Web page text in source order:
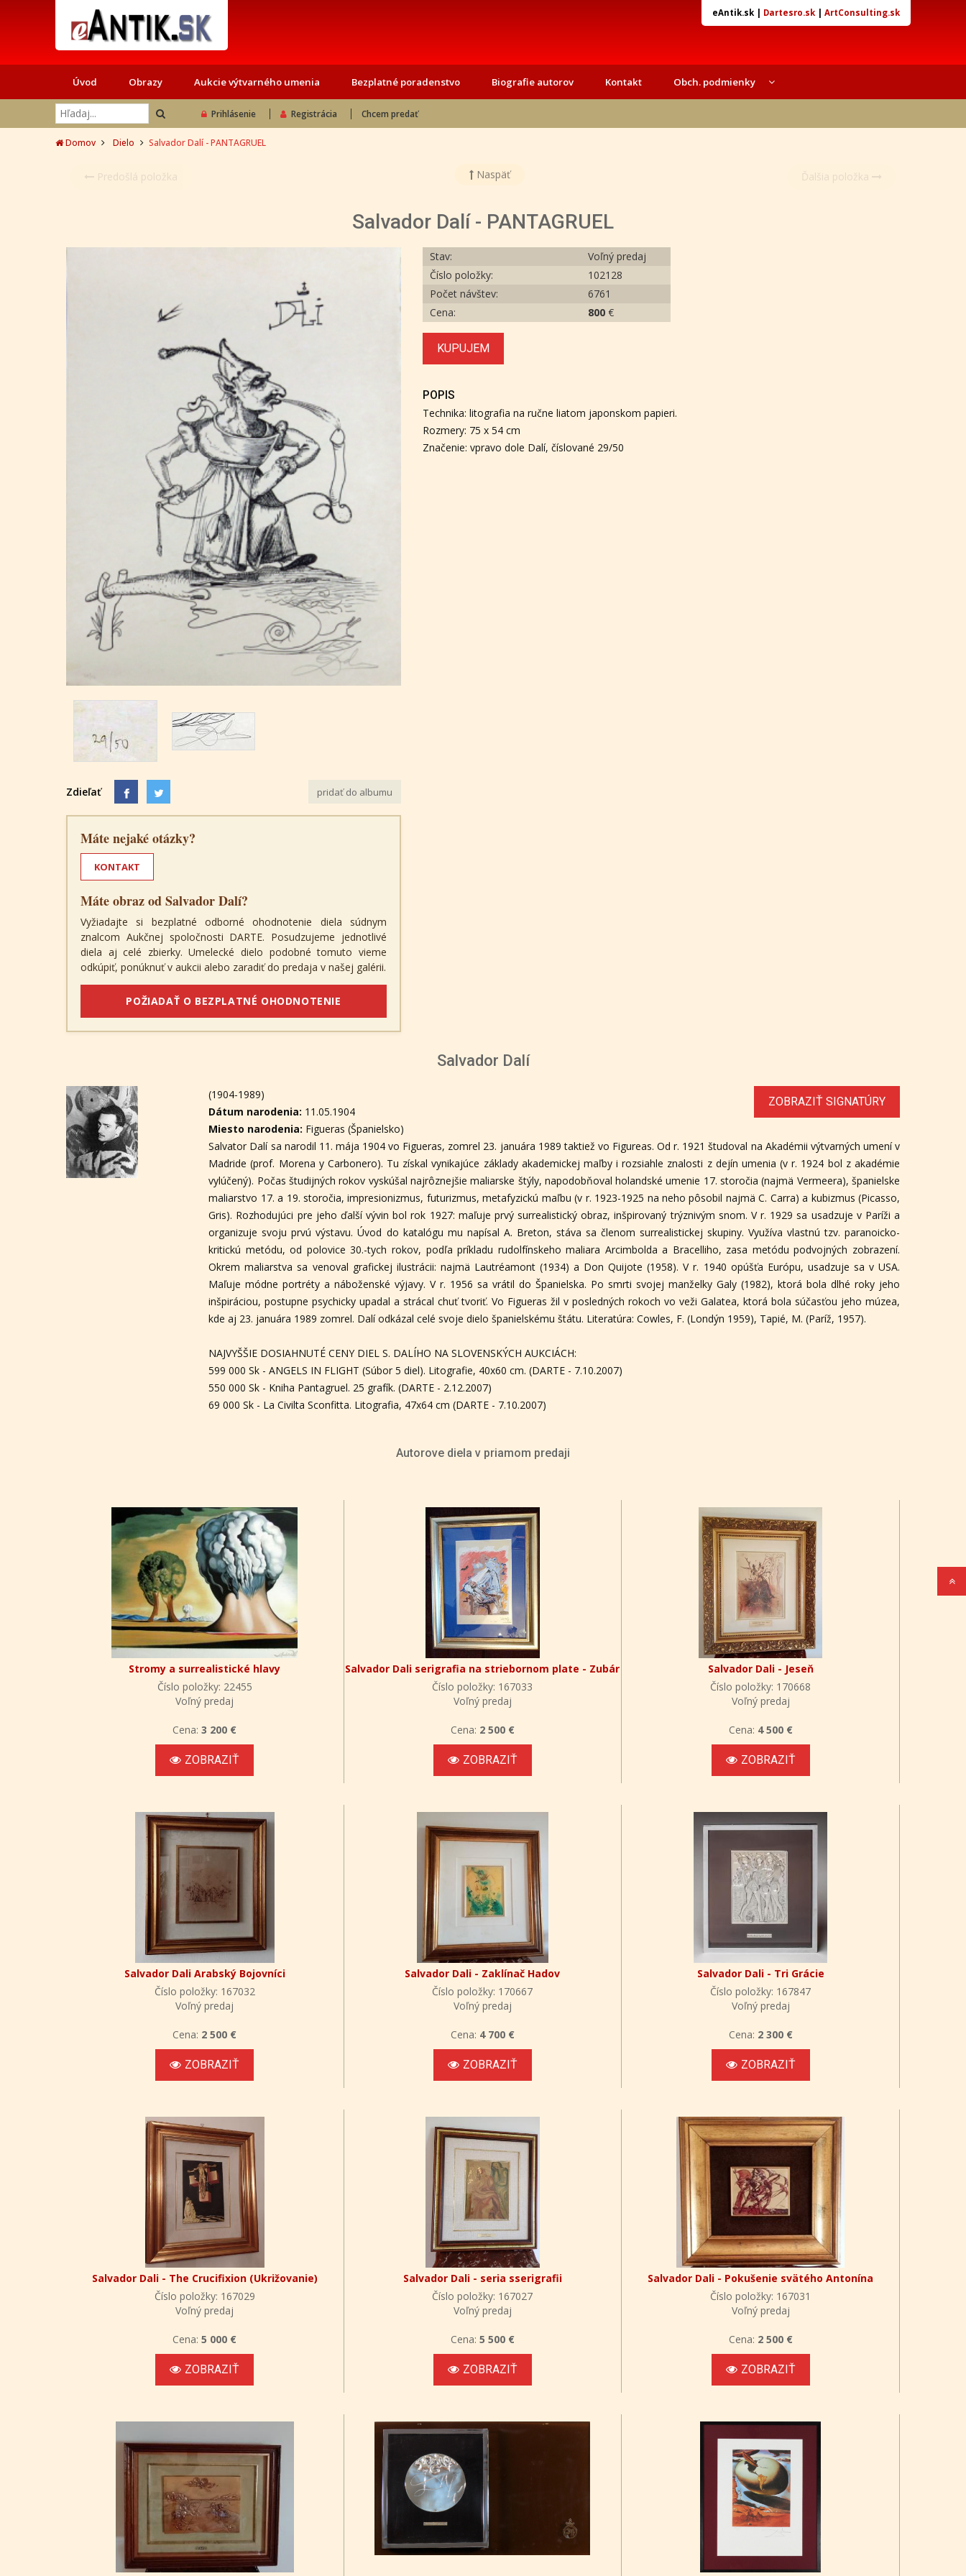
eAntik.sk| Dartesro.sk| ArtConsulting.sk
Úvod Obrazy Aukcie výtvarného umenia Bezplatné poradenstvo Biografie autorov Kontakt Obch. podmienky
Prihlásenie Registrácia Chcem predať
Domov Dielo Salvador Dalí - PANTAGRUEL
Predošlá položka Naspäť Ďalšia položka
Salvador Dalí - PANTAGRUEL
Zdieľať pridať do albumu
Máte nejaké otázky?
KONTAKT
Máte obraz od Salvador Dalí?
Vyžiadajte si bezplatné odborné ohodnotenie diela súdnym
znalcom Aukčnej spoločnosti DARTE. Posudzujeme jednotlivé
diela aj celé zbierky. Umelecké dielo podobné tomuto vieme
odkúpiť, ponúknuť v aukcii alebo zaradiť do predaja v našej galérii.
POŽIADAŤ O BEZPLATNÉ OHODNOTENIE
Stav:
Voľný predaj
Číslo položky:
102128
Počet návštev:
6761
Cena:
800 €
KUPUJEM
POPIS
Technika: litografia na ručne liatom japonskom papieri.
Rozmery: 75 x 54 cm
Značenie: vpravo dole Dalí, číslované 29/50
Salvador Dalí
ZOBRAZIŤ SIGNATÚRY
(1904-1989)
Dátum narodenia: 11.05.1904
Miesto narodenia: Figueras (Španielsko)
Salvator Dalí sa narodil 11. mája 1904 vo Figueras, zomrel 23. januára 1989 taktiež vo Figureas. Od r. 1921 študoval na Akadémii výtvarných umení v
Madride (prof. Morena y Carbonero). Tu získal vynikajúce základy akademickej maľby i rozsiahle znalosti z dejín umenia (v r. 1924 bol z akadémie
vylúčený). Počas študijných rokov vyskúšal najrôznejšie maliarske štýly, napodobňoval holandské umenie 17. storočia (najmä Vermeera), španielske
maliarstvo 17. a 19. storočia, impresionizmus, futurizmus, metafyzickú maľbu (v r. 1923-1925 na neho pôsobil najmä C. Carra) a kubizmus (Picasso,
Gris). Rozhodujúci pre jeho ďalší vývin bol rok 1927: maľuje prvý surrealistický obraz, inšpirovaný trýznivým snom. V r. 1929 sa usadzuje v Paríži a
organizuje svoju prvú výstavu. Úvod do katalógu mu napísal A. Breton, stáva sa členom surrealistickej skupiny. Využíva vlastnú tzv. paranoicko-
kritickú metódu, od polovice 30.-tych rokov, podľa príkladu rudolfínskeho maliara Arcimbolda a Bracelliho, zasa metódu podvojných zobrazení.
Okrem maliarstva sa venoval grafickej ilustrácii: najmä Lautréamont (1934) a Don Quijote (1958). V r. 1940 opúšťa Európu, usadzuje sa v USA.
Maľuje módne portréty a náboženské výjavy. V r. 1956 sa vrátil do Španielska. Po smrti svojej manželky Galy (1982), ktorá bola dlhé roky jeho
inšpiráciou, postupne psychicky upadal a strácal chuť tvoriť. Vo Figueras žil v posledných rokoch vo veži Galatea, ktorá bola súčasťou jeho múzea,
kde aj 23. januára 1989 zomrel. Dalí odkázal celé svoje dielo španielskému štátu. Literatúra: Cowles, F. (Londýn 1959), Tapié, M. (Paríž, 1957).
NAJVYŠŠIE DOSIAHNUTÉ CENY DIEL S. DALÍHO NA SLOVENSKÝCH AUKCIÁCH:
599 000 Sk - ANGELS IN FLIGHT (Súbor 5 diel). Litografie, 40x60 cm. (DARTE - 7.10.2007)
550 000 Sk - Kniha Pantagruel. 25 grafík. (DARTE - 2.12.2007)
69 000 Sk - La Civilta Sconfitta. Litografia, 47x64 cm (DARTE - 7.10.2007)
Autorove diela v priamom predaji
Stromy a surrealistické hlavy
Číslo položky: 22455
Voľný predaj
Cena:3 200 €
ZOBRAZIŤ
Salvador Dali serigrafia na striebornom plate - Zubár
Číslo položky: 167033
Voľný predaj
Cena: 2 500 €
ZOBRAZIŤ
Salvador Dali - Jeseň
Číslo položky: 170668
Voľný predaj
Cena: 4 500 €
ZOBRAZIŤ
Salvador Dali Arabský Bojovníci
Číslo položky: 167032
Voľný predaj
Cena: 2 500 €
ZOBRAZIŤ
Salvador Dali - Zaklínač Hadov
Číslo položky: 170667
Voľný predaj
Cena: 4 700 €
ZOBRAZIŤ
Salvador Dali - Tri Grácie
Číslo položky: 167847
Voľný predaj
Cena: 2 300 €
ZOBRAZIŤ
Salvador Dali - The Crucifixion (Ukrižovanie)
Číslo položky: 167029
Voľný predaj
Cena:5 000 €
ZOBRAZIŤ
Salvador Dali - seria sserigrafii
Číslo položky: 167027
Voľný predaj
Cena: 5 500 €
ZOBRAZIŤ
Salvador Dali - Pokušenie svätého Antonína
Číslo položky: 167031
Voľný predaj
Cena: 2 500 €
ZOBRAZIŤ